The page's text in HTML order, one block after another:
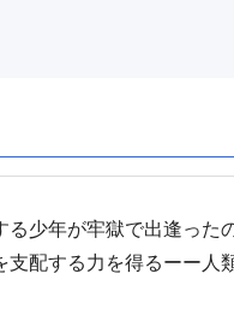
少年が牢獄で出逢った
配する力を得るーー人